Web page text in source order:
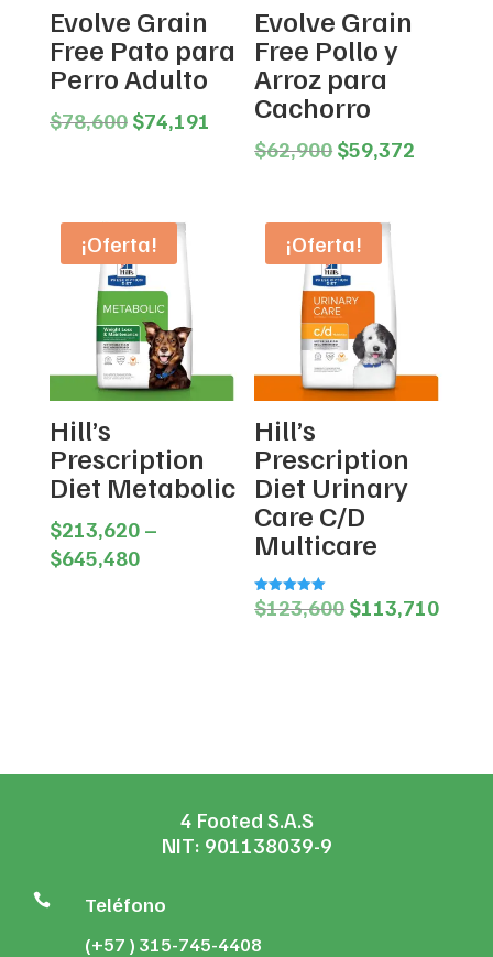
Evolve Grain
Free Pato para
Perro Adulto
$78,600 Original
$74,191 Current
price
Evolve Grain
Free Pollo y
Arroz para
Cachorro
$62,900 Original
$62,900.
$59,372
¡Oferta!
Hill’s
Prescription
Diet Metabolic
$213,620 –
$645,480Price
¡Oferta!
Hill’s
Prescription
Diet Urinary
Care C/D
Multicare
Valorado en
5.00
$123,600 Original
$113,710
4 Footed S.A.S
NIT: 901138039-9
 Teléfono
(+57 ) 315-745-4408